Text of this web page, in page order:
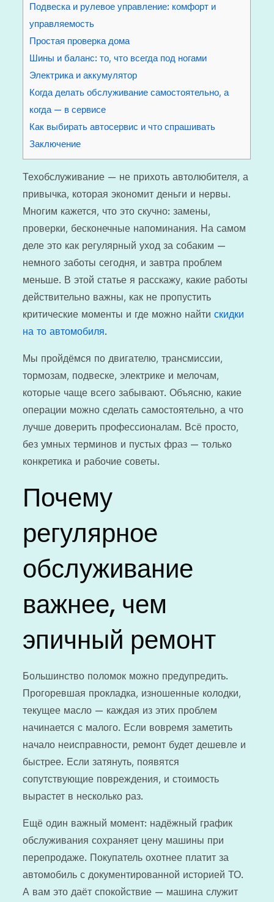
Подвеска и рулевое управление: комфорт и
управляемость
Простая проверка дома
Шины и баланс: то, что всегда под ногами
Электрика и аккумулятор
Когда делать обслуживание самостоятельно, а
когда — в сервисе
Как выбирать автосервис и что спрашивать
Заключение
Техобслуживание — не прихоть автолюбителя, а
привычка, которая экономит деньги и нервы.
Многим кажется, что это скучно: замены,
проверки, бесконечные напоминания. На самом
деле это как регулярный уход за собаким —
немного заботы сегодня, и завтра проблем
меньше. В этой статье я расскажу, какие работы
действительно важны, как не пропустить
критические моменты и где можно найтискидки
на то автомобиля.
Мы пройдёмся по двигателю, трансмиссии,
тормозам, подвеске, электрике и мелочам,
которые чаще всего забывают. Объясню, какие
операции можно сделать самостоятельно, а что
лучше доверить профессионалам. Всё просто,
без умных терминов и пустых фраз — только
конкретика и рабочие советы.
Почему
регулярное
обслуживание
важнее, чем
эпичный ремонт
Большинство поломок можно предупредить.
Прогоревшая прокладка, изношенные колодки,
текущее масло — каждая из этих проблем
начинается с малого. Если вовремя заметить
начало неисправности, ремонт будет дешевле и
быстрее. Если затянуть, появятся
сопутствующие повреждения, и стоимость
вырастет в несколько раз.
Ещё один важный момент: надёжный график
обслуживания сохраняет цену машины при
перепродаже. Покупатель охотнее платит за
автомобиль с документированной историей ТО.
А вам это даёт спокойствие — машина служит